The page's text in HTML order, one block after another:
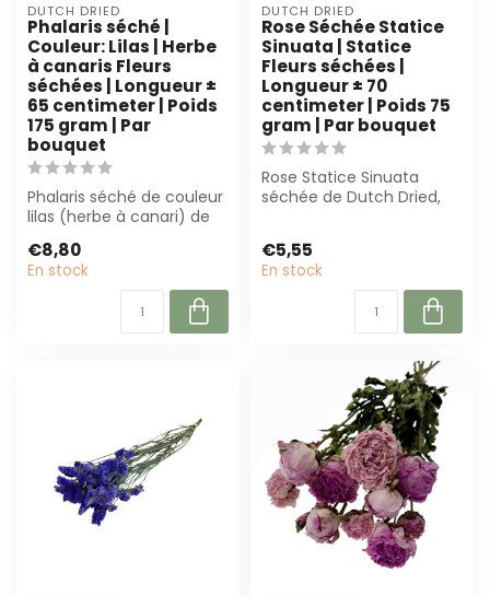
DUTCH DRIED
Phalaris séché |
Couleur: Lilas | Herbe
à canaris Fleurs
séchées | Longueur ±
65 centimeter | Poids
175 gram | Par
bouquet
Phalaris séché de couleur
lilas (herbe à canari) de
l...
€8,80
En stock
DUTCH DRIED
Rose Séchée Statice
Sinuata | Statice
Fleurs séchées |
Longueur ± 70
centimeter | Poids 75
gram | Par bouquet
Rose Statice Sinuata
séchée de Dutch Dried,
€5,55
En stock